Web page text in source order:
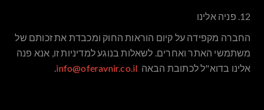
12. פניה אלינו
החברה מקפידה על קיום הוראות החוק ומכבדת את זכותם של
משתמשי האתר ואחרים. לשאלות בנוגע למדיניות זו, אנא פנה
אלינו בדוא"ל לכתובת הבאה info@oferavnir.co.il
.